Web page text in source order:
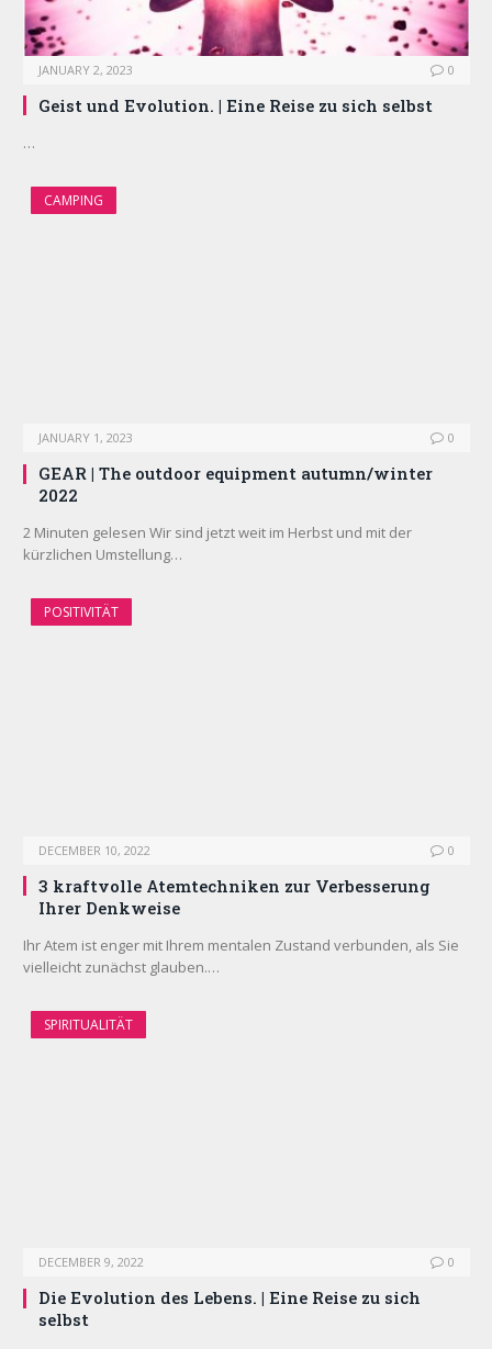
JANUARY 2, 2023 0
Geist und Evolution. | Eine Reise zu sich selbst
…
CAMPING
JANUARY 1, 2023 0
GEAR | The outdoor equipment autumn/winter
2022
2 Minuten gelesen Wir sind jetzt weit im Herbst und mit der
kürzlichen Umstellung…
POSITIVITÄT
DECEMBER 10, 2022 0
3 kraftvolle Atemtechniken zur Verbesserung
Ihrer Denkweise
Ihr Atem ist enger mit Ihrem mentalen Zustand verbunden, als Sie
vielleicht zunächst glauben.…
SPIRITUALITÄT
DECEMBER 9, 2022 0
Die Evolution des Lebens. | Eine Reise zu sich
selbst